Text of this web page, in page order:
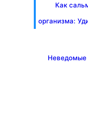
Как
организма:
Неведомые